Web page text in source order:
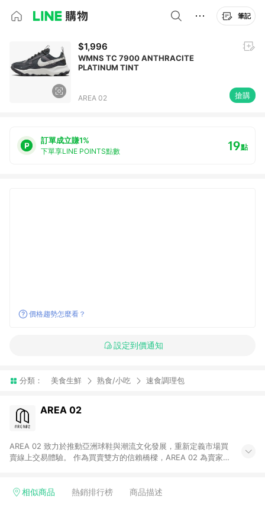
筆記
$1,996
WMNS TC 7900 ANTHRACITE
PLATINUM TINT
AREA 02 搶購
訂單成立賺1%
下單享LINE POINTS點數 19點
價格趨勢怎麼看？
設定到價通知
分類： 美食生鮮 熟食/小吃 速食調理包
AREA 02
AREA 02 致力於推動亞洲球鞋與潮流文化發展，重新定義市場買
賣線上交易體驗。 作為買賣雙方的信賴橋樑，AREA 02 為賣家提
鞋、街頭服飾與收藏品交易平台。 客服專線：+886-2-2706-
相似商品 熱銷排行榜 商品描述